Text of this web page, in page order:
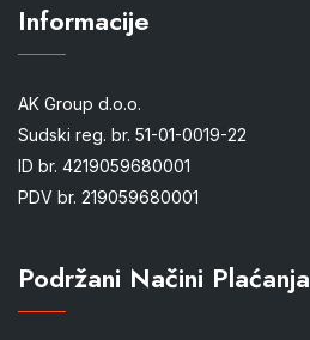
Informacije
AK Group d.o.o.
Sudski reg. br. 51-01-0019-22
ID br. 4219059680001
PDV br. 219059680001
Podržani Načini Plaćanja